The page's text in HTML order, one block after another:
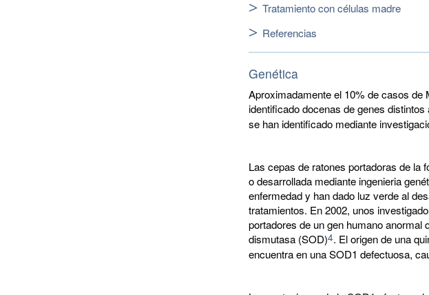
Tratamiento con células madre
Referencias
Genética
Aproximadamente el 10% de casos
identificado docenas de genes
se han identificado mediante
Las cepas de ratones portadoras de la
o desarrollada mediante ingenieria
enfermedad y han dado luz verde al
tratamientos. En 2002, unos
portadores de un gen humano
dismutasa (SOD)4. El origen de una
encuentra en una SOD1 defectuosa,